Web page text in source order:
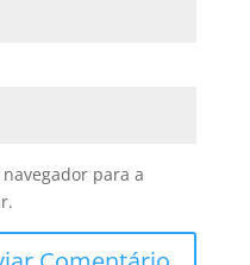
para a